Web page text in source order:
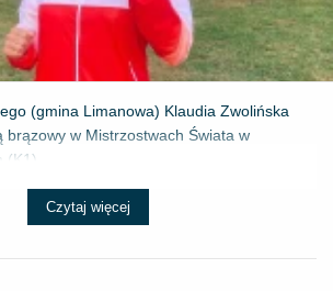
(gmina Limanowa) Klaudia Zwolińska
brązowy w Mistrzostwach Świata w
...
Czytaj więcej